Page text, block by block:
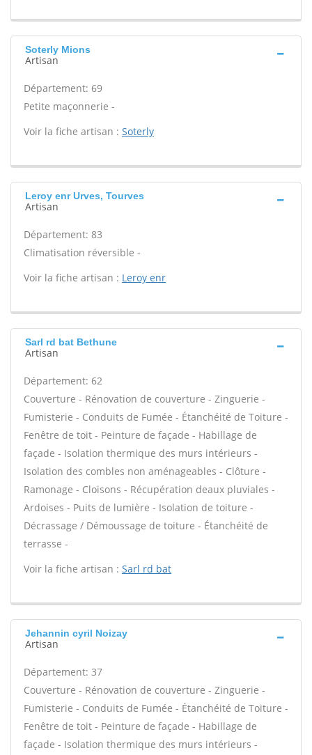
Soterly Mions
Artisan
Département: 69
Petite maçonnerie -
Voir la fiche artisan : Soterly
Leroy enr Urves, Tourves
Artisan
Département: 83
Climatisation réversible -
Voir la fiche artisan : Leroy enr
Sarl rd bat Bethune
Artisan
Département: 62
Couverture - Rénovation de couverture - Zinguerie -
Fumisterie - Conduits de Fumée - Étanchéité de Toiture -
Fenêtre de toit - Peinture de façade - Habillage de
façade - Isolation thermique des murs intérieurs -
Isolation des combles non aménageables - Clôture -
Ramonage - Cloisons - Récupération deaux pluviales -
Ardoises - Puits de lumière - Isolation de toiture -
Décrassage / Démoussage de toiture - Étanchéité de
terrasse -
Voir la fiche artisan : Sarl rd bat
Jehannin cyril Noizay
Artisan
Département: 37
Couverture - Rénovation de couverture - Zinguerie -
Fumisterie - Conduits de Fumée - Étanchéité de Toiture -
Fenêtre de toit - Peinture de façade - Habillage de
façade - Isolation thermique des murs intérieurs -